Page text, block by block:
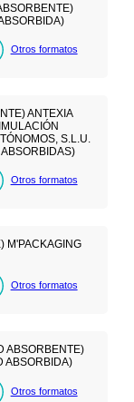
Otros formatos
ANTEXIA
S.L.U.
Otros formatos
M'PACKAGING
Otros formatos
ABSORBENTE)
ABSORBIDA)
Otros formatos